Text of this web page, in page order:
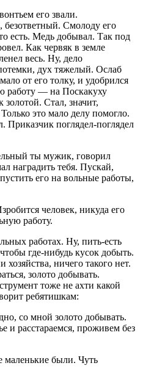
его звали.
Смолоду его
есть. Медь добывал. Так под
Как червяк в земле
весь. Ну, дело
дух тяжелый. Ослаб
от его толку, и удобрился
работу — на Поскакуху
Стал, значит,
это мало делу помогло.
поглядел-поглядел
ты мужик, говорил
наградить тебя. Пускай,
его на вольные работы,
человек, никуда его
работу.
работах. Ну, пить-есть
где-нибудь кусок добыть.
ничего такого нет.
золото добывать.
тоже не ахти какой
ребятишкам:
со мной золото добывать.
и расстараемся, проживем без
маленькие были. Чуть